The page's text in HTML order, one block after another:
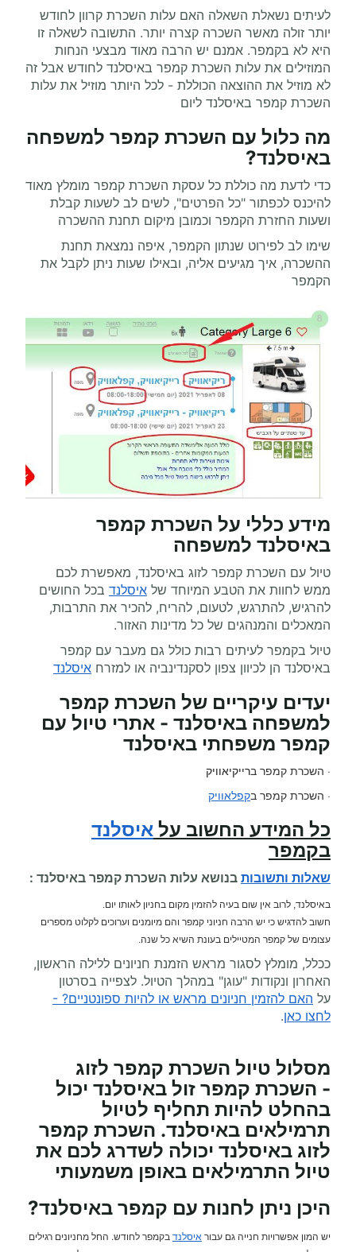
לעיתים נשאלת השאלה האם עלות השכרת קרוון לחודש
יותר זולה מאשר השכרה קצרה יותר. התשובה לשאלה זו
היא לא בקמפר. אמנם יש הרבה מאוד מבצעי הנחות
המוזילים את עלות השכרת קמפר באיסלנד לחודש אבל זה
לא מוזיל את ההוצאה הכוללת - לכל היותר מוזיל את עלות
השכרת קמפר באיסלנד ליום
מה כלול עם השכרת קמפר למשפחה
באיסלנד?
כדי לדעת מה כוללת כל עסקת השכרת קמפר מומלץ מאוד
להיכנס לכפתור "כל הפרטים", לשים לב לשעות קבלת
ושעות החזרת הקמפר וכמובן מיקום תחנת ההשכרה
שימו לב לפירוט שנתון הקמפר, איפה נמצאת תחנת
ההשכרה, איך מגיעים אליה, ובאילו שעות ניתן לקבל את
הקמפר
מידע כללי על השכרת קמפר
באיסלנד למשפחה
טיול עם השכרת קמפר לזוג באיסלנד, מאפשרת לכם
ממש לחוות את הטבע המיוחד של איסלנד בכל החושים
להרגיש, להתרגש, לטעום, להריח, להכיר את התרבות,
המאכלים והמנהגים של כל מדינות האזור.
טיול בקמפר לעיתים רבות כולל גם מעבר עם קמפר
באיסלנד הן לכיוון צפון לסקנדינביה או למזרח איסלנד
יעדים עיקריים של השכרת קמפר
למשפחה באיסלנד - אתרי טיול עם
קמפר משפחתי באיסלנד
· השכרת קמפר ברייקיאוויק
· השכרת קמפר בקפלאוויק
כל המידע החשוב על איסלנד
בקמפר
שאלות ותשובות בנושא עלות השכרת קמפר באיסלנד :
באיסלנד, לרוב אין שום בעיה להזמין מקום בחניון לאותו יום.
חשוב להדגיש כי יש הרבה חניוני קמפר והם מיומנים וערוכים לקלוט מספרים
עצומים של קמפר המטיילים בעונת השיא כל שנה.
ככלל, מומלץ לסגור מראש הזמנת חניונים ללילה הראשון,
האחרון ונקודות "עוגן" במהלך הטיול. לצפייה בסרטון
על האם להזמין חניונים מראש או להיות ספונטניים? -
לחצו כאן.
מסלול טיול השכרת קמפר לזוג
- השכרת קמפר זול באיסלנד יכול
בהחלט להיות תחליף לטיול
תרמילאים באיסלנד. השכרת קמפר
לזוג באיסלנד יכולה לשדרג לכם את
טיול התרמילאים באופן משמעותי
היכן ניתן לחנות עם קמפר באיסלנד?
יש המון אפשרויות חנייה גם עבור איסלנד בקמפר לחודש. החל מחניונים רגילים